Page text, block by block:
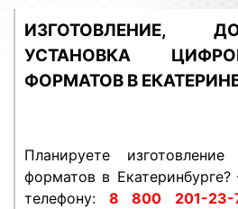
цифровых сити-форматов
Свердловской
коммерческого
и установке диджитал
форматов «под ключ»
Цифровые сити-форматы
ИЗГОТОВЛЕНИЕ,
УСТАНОВКА
ФОРМАТОВ В
Планируете
форматов в
телефону:8 800 201-23-